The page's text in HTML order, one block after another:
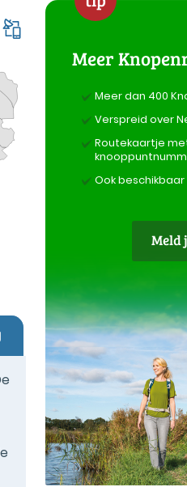
Meer
Meer dan 400
Verspreid over
Routekaartje
Ook beschikbaar
Meld